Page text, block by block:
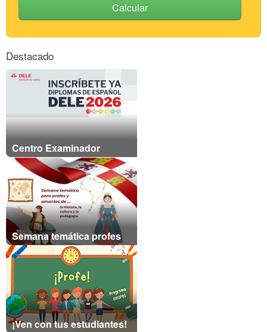
Calcular
Destacado
Centro Examinador
Semana temática profes
¡Ven con tus estudiantes!